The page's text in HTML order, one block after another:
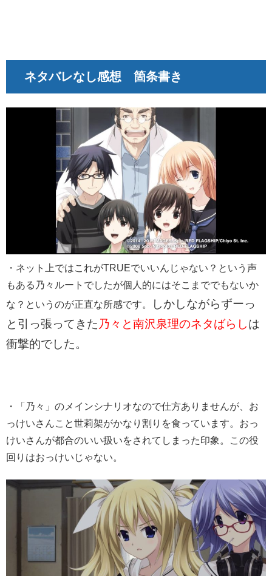
ネタバレなし感想 箇条書き
・ネット上ではこれがTRUEでいいんじゃない？という声
もある乃々ルートでしたが個人的にはそこまででもないか
な？というのが正直な所感です。
しかしながらずーっ
と引っ張ってきた 乃々と南沢泉理のネタばらしは
衝撃的でした。
・「乃々」のメインシナリオなので仕方ありませんが、お
っけいさんこと世莉架がかなり割りを食っています。おっ
けいさんが都合のいい扱いをされてしまった印象。この役
回りはおっけいじゃない。